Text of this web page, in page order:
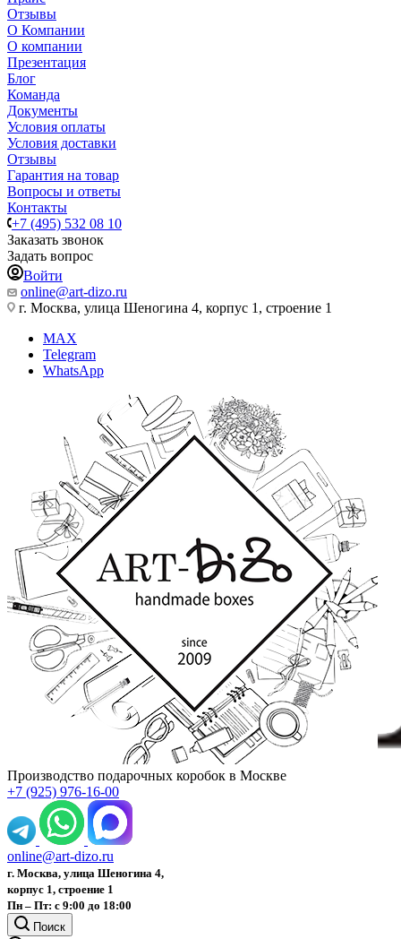
Отзывы
О Компании
О компании
Презентация
Блог
Команда
Документы
Условия оплаты
Условия доставки
Отзывы
Гарантия на товар
Вопросы и ответы
Контакты
+7 (495) 532 08 10
Заказать звонок
Задать вопрос
Войти
online@art-dizo.ru
г. Москва, улица Шеногина 4, корпус 1, строение 1
MAX
Telegram
WhatsApp
Производство подарочных коробок в Москве
+7 (925) 976-16-00
online@art-dizo.ru
г. Москва, улица Шеногина 4,
корпус 1, строение 1
Пн – Пт: с 9:00 до 18:00
Поиск